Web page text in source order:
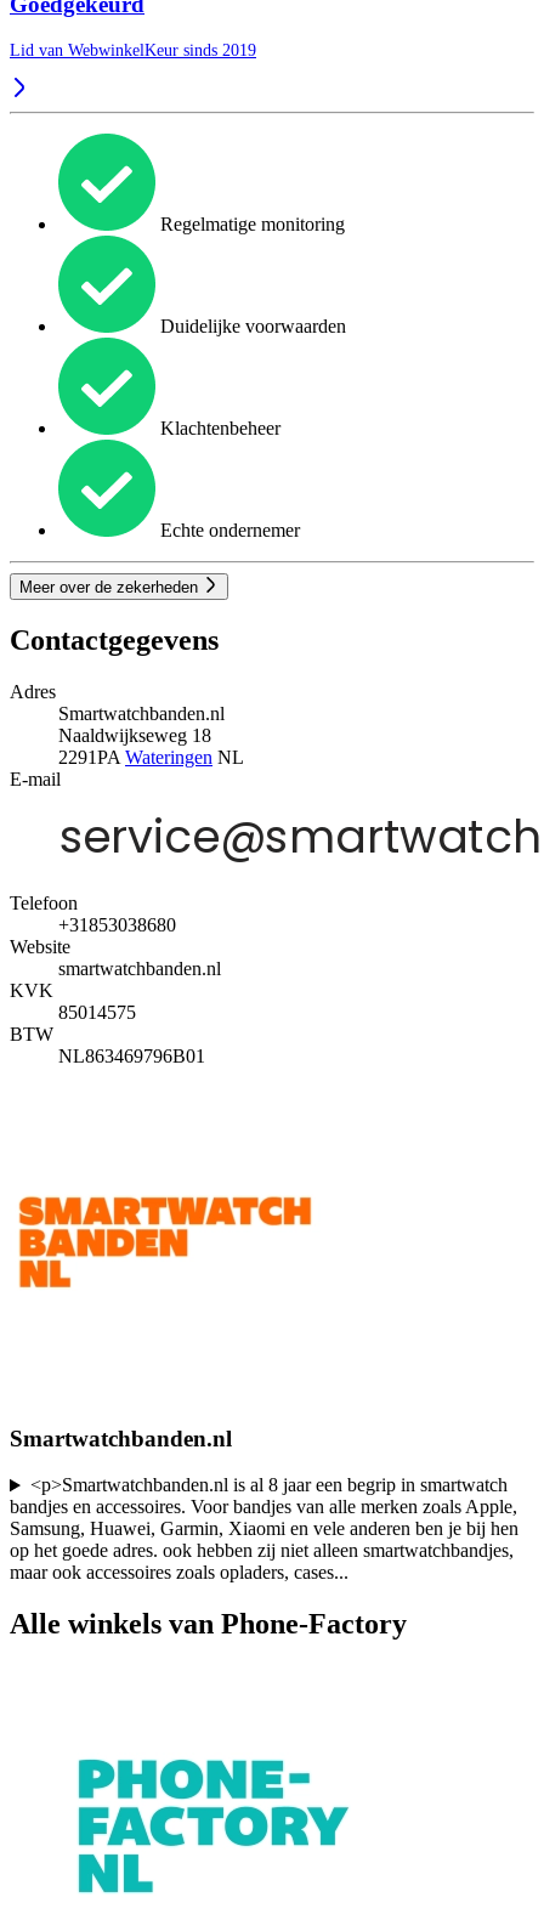
Lid van WebwinkelKeur sinds 2019
Regelmatige monitoring
Duidelijke voorwaarden
Klachtenbeheer
Echte ondernemer
Meer over de zekerheden
Contactgegevens
Adres
Smartwatchbanden.nl
Naaldwijkseweg 18
2291PA Wateringen NL
E-mail
Telefoon
+31853038680
Website
smartwatchbanden.nl
KVK
85014575
BTW
NL863469796B01
Smartwatchbanden.nl
<p>Smartwatchbanden.nl is al 8 jaar een begrip in smartwatch
bandjes en accessoires. Voor bandjes van alle merken zoals Apple,
Samsung, Huawei, Garmin, Xiaomi en vele anderen ben je bij hen
op het goede adres. ook hebben zij niet alleen smartwatchbandjes,
maar ook accessoires zoals opladers, cases...
Alle winkels van Phone-Factory